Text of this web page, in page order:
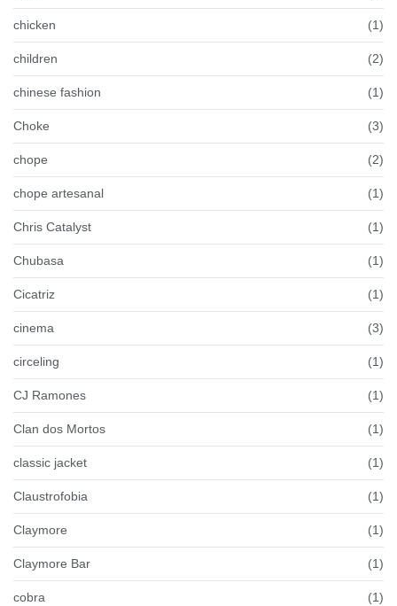
chicken (1)
children (2)
chinese fashion (1)
Choke (3)
chope (2)
chope artesanal (1)
Chris Catalyst (1)
Chubasa (1)
Cicatriz (1)
cinema (3)
circeling (1)
CJ Ramones (1)
Clan dos Mortos (1)
classic jacket (1)
Claustrofobia (1)
Claymore (1)
Claymore Bar (1)
cobra (1)